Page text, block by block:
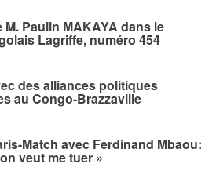
M. Paulin MAKAYA dans le
Lagriffe, numéro 454
des alliances politiques
au Congo-Brazzaville
Match avec Ferdinand Mbaou:
veut me tuer »